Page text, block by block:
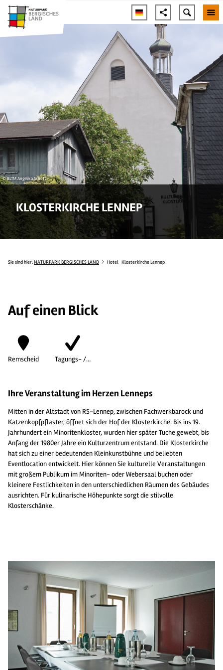
© BLTM Angelika Schott
KLOSTERKIRCHE LENNEP
Sie sind hier:NATURPARK BERGISCHES LAND Hotel Klosterkirche Lennep
Auf einen Blick
Remscheid Tagungs- /…
Ihre Veranstaltung im Herzen Lenneps
Mitten in der Altstadt von RS-Lennep, zwischen Fachwerkbarock und
Katzenkopfpflaster, öffnet sich der Hof der Klosterkirche. Bis ins 19.
Jahrhundert ein Minoritenkloster, wurden hier später Tuche gewebt, bis
Anfang der 1980er Jahre ein Kulturzentrum entstand. Die Klosterkirche
hat sich zu einer bedeutenden Kleinkunstbühne und beliebten
Eventlocation entwickelt. Hier können Sie kulturelle Veranstaltungen
mit großem Publikum im Minoriten- oder Webersaal buchen oder
kleinere Festlichkeiten in den unterschiedlichen Räumen des Gebäudes
ausrichten. Für kulinarische Höhepunkte sorgt die stilvolle
Klosterschänke.